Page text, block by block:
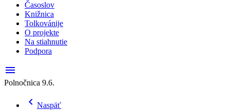
Časoslov
Knižnica
Tolkovánije
O projekte
Na stiahnutie
Podpora
menu
Polnočnica 9.6.
chevron_left Naspäť